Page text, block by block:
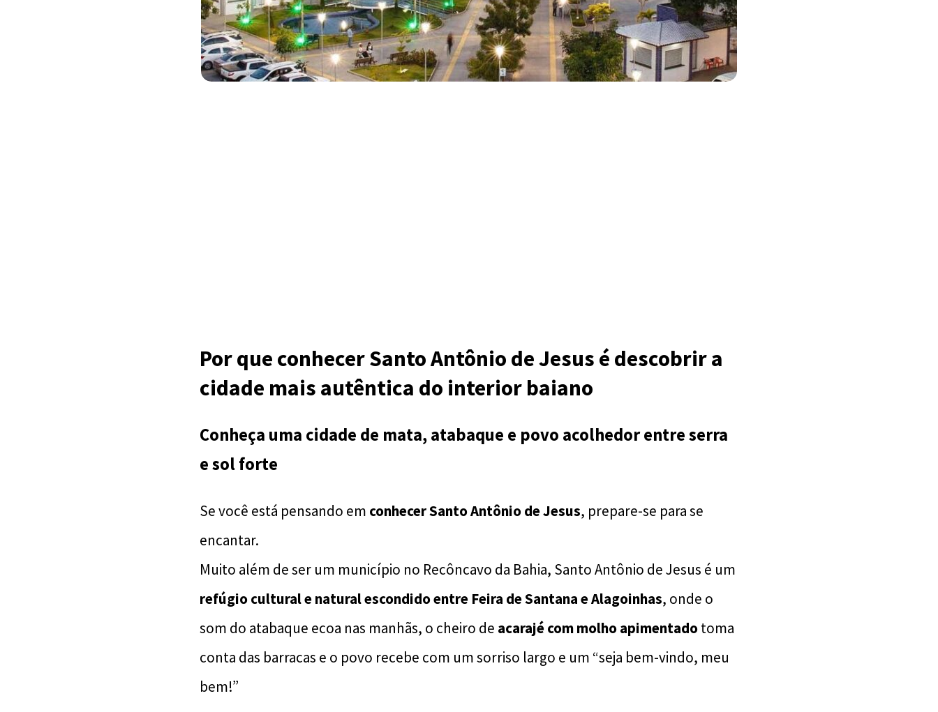
Por que conhecer Santo Antônio de Jesus é descobrir a
cidade mais autêntica do interior baiano
Conheça uma cidade de mata, atabaque e povo acolhedor entre serra
e sol forte
Se você está pensando em conhecer Santo Antônio de Jesus, prepare-se para se
encantar.
Muito além de ser um município no Recôncavo da Bahia, Santo Antônio de Jesus é um
refúgio cultural e natural escondido entre Feira de Santana e Alagoinhas, onde o
som do atabaque ecoa nas manhãs, o cheiro de acarajé com molho apimentadotoma
conta das barracas e o povo recebe com um sorriso largo e um “seja bem-vindo, meu
bem!”